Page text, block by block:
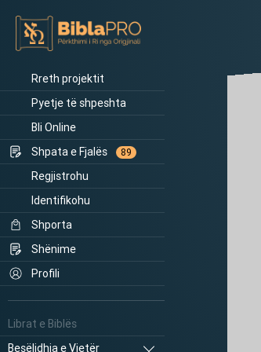
Rreth projektit
Pyetje të shpeshta
Bli Online
Shpata e Fjalës
89
Regjistrohu
Identifikohu
Shporta
Shënime
Profili
Librat e Biblës
Besëlidhja e Vjetër